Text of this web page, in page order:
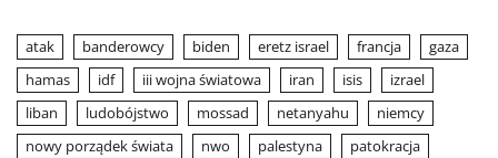
atak banderowcy biden eretz israel francja
gaza
hamas
idf iii wojna światowa iran isis
izrael
liban
ludobójstwo mossad netanyahu
niemcy
nowy porządek świata
nwo palestyna
patokracja